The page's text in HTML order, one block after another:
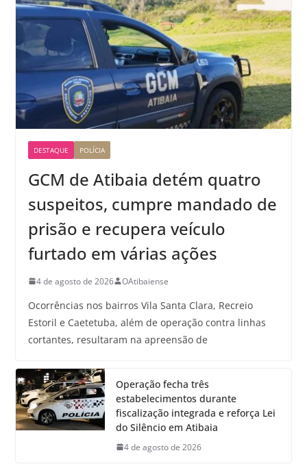
DESTAQUE POLÍCIA
GCM de Atibaia detém quatro
suspeitos, cumpre mandado de
prisão e recupera veículo
furtado em várias ações
4 de agosto de 2026 OAtibaiense
Ocorrências nos bairros Vila Santa Clara, Recreio
Estoril e Caetetuba, além de operação contra linhas
cortantes, resultaram na apreensão de
Operação fecha três
estabelecimentos durante
fiscalização integrada e reforça Lei
do Silêncio em Atibaia
4 de agosto de 2026